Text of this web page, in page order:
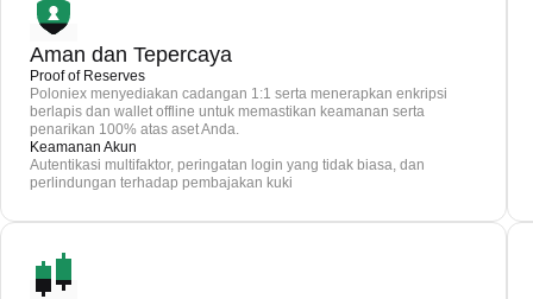
Aman dan Tepercaya
Proof of Reserves
Poloniex menyediakan cadangan 1:1 serta menerapkan enkripsi
berlapis dan wallet offline untuk memastikan keamanan serta
penarikan 100% atas aset Anda.
Keamanan Akun
Autentikasi multifaktor, peringatan login yang tidak biasa, dan
perlindungan terhadap pembajakan kuki